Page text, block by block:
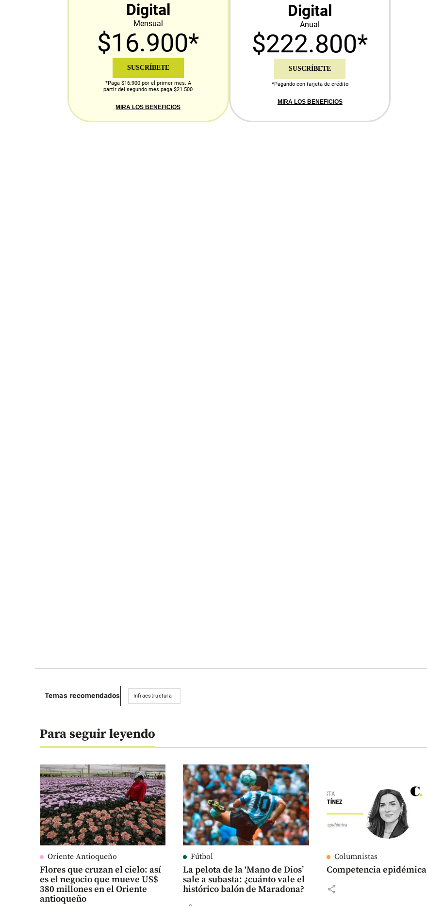
Digital
Mensual
$16.900*
SUSCRÍBETE
*Paga $16.900 por el primer mes. A
partir del segundo mes paga $21.500
MIRA LOS BENEFICIOS
Digital
Anual
$222.800*
SUSCRÍBETE
*Pagando con tarjeta de crédito
MIRA LOS BENEFICIOS
Temas recomendados Infraestructura
Para seguir leyendo
Oriente Antioqueño
Flores que cruzan el cielo: así
es el negocio que mueve US$
380 millones en el Oriente
antioqueño
Fútbol
La pelota de la ‘Mano de Dios’
sale a subasta: ¿cuánto vale el
histórico balón de Maradona?
Columnistas
Competencia epidémica
share